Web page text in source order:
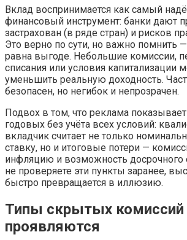
Вклад воспринимается как самый
финансовый инструмент: банки дают
застрахован (в ряде стран) и рисков
Это верно по сути, но важно помнить
равна выгоде. Небольшие комиссии,
списания или условия капитализации
уменьшить реальную доходность.
безопасен, но негибок и непрозрачен.
Подвох в том, что реклама
годовых без учёта всех условий:
вкладчик считает не только
ставку, но и итоговые потери —
инфляцию и возможность досрочного
не проверяете эти пункты заранее,
быстро превращается в иллюзию.
Типы скрытых комиссий
проявляются